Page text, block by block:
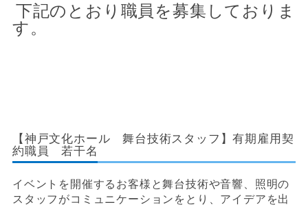
下記のとおり職員を募集しておりま
す。
【神戸文化ホール 舞台技術スタッフ】有期雇用契
約職員 若干名
イベントを開催するお客様と舞台技術や音響、照明の
スタッフがコミュニケーションをとり、アイデアを出